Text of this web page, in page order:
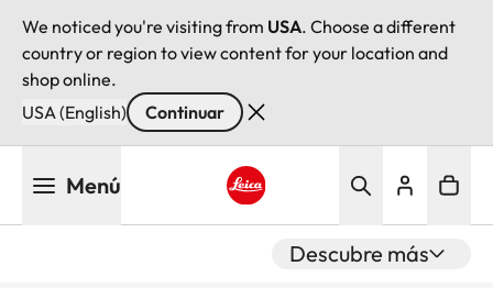
We noticed you're visiting from USA. Choose a different
country or region to view content for your location and
shop online.
USA (English)
Continuar
Menú
Descubre más